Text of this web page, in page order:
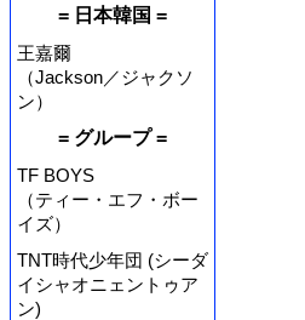
= 日本韓国 =
王嘉爾
（Jackson／ジャクソ
ン）
= グループ =
TF BOYS
（ティー・エフ・ボー
イズ）
TNT時代少年団 (シーダ
イシャオニェントゥア
ン)